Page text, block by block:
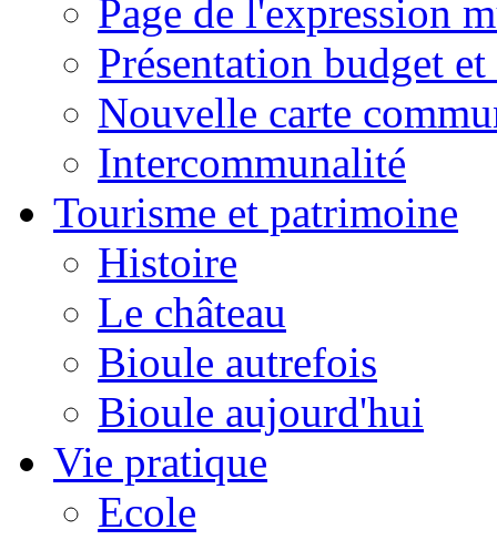
Page de l'expression
Présentation budget
Nouvelle carte
Intercommunalité
Tourisme et patrimoine
Histoire
Le château
Bioule autrefois
Bioule aujourd'hui
Vie pratique
Ecole